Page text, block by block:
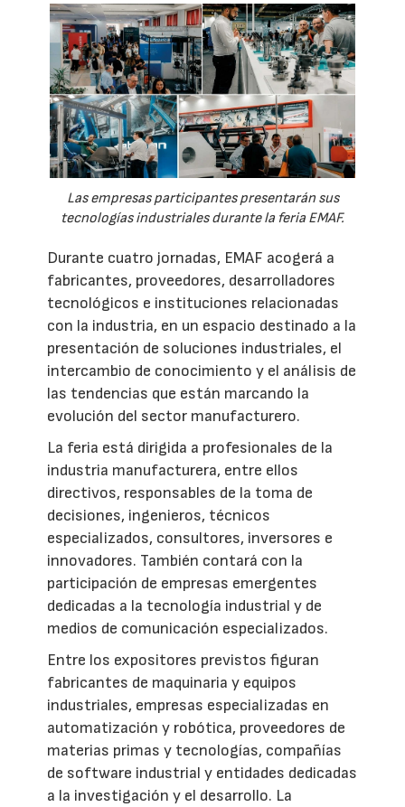
Las empresas participantes presentarán sus
tecnologías industriales durante la feria EMAF.
Durante cuatro jornadas, EMAF acogerá a
fabricantes, proveedores, desarrolladores
tecnológicos e instituciones relacionadas
con la industria, en un espacio destinado a la
presentación de soluciones industriales, el
intercambio de conocimiento y el análisis de
las tendencias que están marcando la
evolución del sector manufacturero.
La feria está dirigida a profesionales de la
industria manufacturera, entre ellos
directivos, responsables de la toma de
decisiones, ingenieros, técnicos
especializados, consultores, inversores e
innovadores. También contará con la
participación de empresas emergentes
dedicadas a la tecnología industrial y de
medios de comunicación especializados.
Entre los expositores previstos figuran
fabricantes de maquinaria y equipos
industriales, empresas especializadas en
automatización y robótica, proveedores de
materias primas y tecnologías, compañías
de software industrial y entidades dedicadas
a la investigación y el desarrollo. La